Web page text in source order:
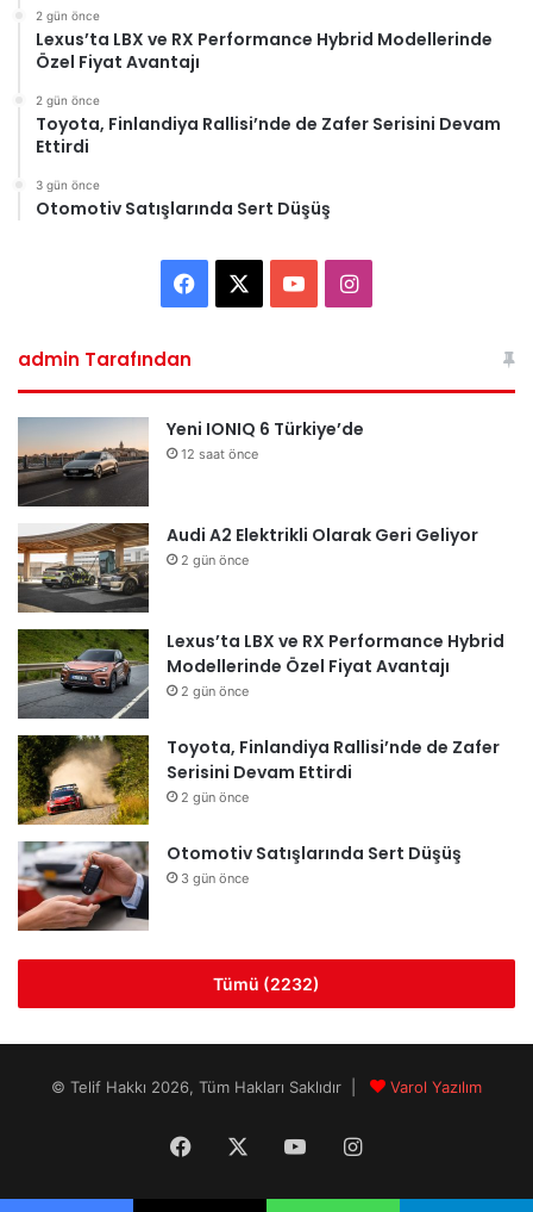
2 gün önce
Lexus’ta LBX ve RX Performance Hybrid Modellerinde
Özel Fiyat Avantajı
2 gün önce
Toyota, Finlandiya Rallisi’nde de Zafer Serisini Devam
Ettirdi
3 gün önce
Otomotiv Satışlarında Sert Düşüş
Facebook YouTubeInstagram
admin Tarafından
Yeni IONIQ 6 Türkiye’de
12 saat önce
Audi A2 Elektrikli Olarak Geri Geliyor
2 gün önce
Lexus’ta LBX ve RX Performance Hybrid
Modellerinde Özel Fiyat Avantajı
2 gün önce
Toyota, Finlandiya Rallisi’nde de Zafer
Serisini Devam Ettirdi
2 gün önce
Otomotiv Satışlarında Sert Düşüş
3 gün önce
Tümü (2232)
© Telif Hakkı 2026, Tüm Hakları Saklıdır | Varol Yazılım
Facebook YouTubeInstagram